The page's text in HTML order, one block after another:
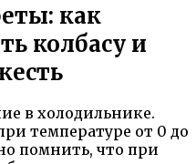
как
колбасу и
в холодильнике.
температуре от 0 до
помнить, что при